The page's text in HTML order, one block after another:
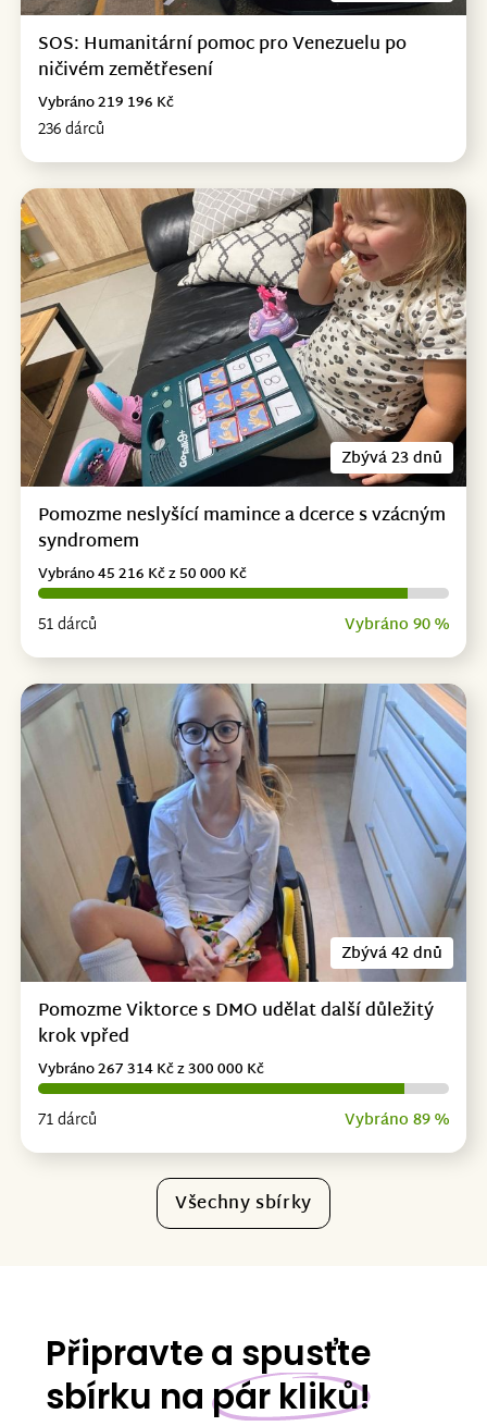
SOS: Humanitární pomoc pro Venezuelu po
ničivém zemětřesení
236 dárců
Vybráno 219 196 Kč
Zbývá 23 dnů
Pomozme neslyšící mamince a dcerce s vzácným
syndromem
51 dárců Vybráno 90 %
Vybráno 45 216 Kč z 50 000 Kč
Zbývá 42 dnů
Pomozme Viktorce s DMO udělat další důležitý
krok vpřed
71 dárců Vybráno 89 %
Vybráno 267 314 Kč z 300 000 Kč
Všechny sbírky
Připravte a spusťte
sbírku na pár kliků!